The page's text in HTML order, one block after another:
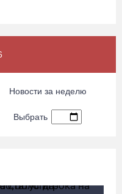
задержали за сутки
Новости за неделю
Выбрать